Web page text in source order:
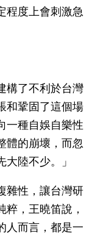
程度上會刺激急
構了不利於台灣
和鞏固了這個場
一種自娛自樂性
體的崩壞，而忽
陸不少。」
雜性，讓台灣研
粹，王曉笛說，
人而言，都是一